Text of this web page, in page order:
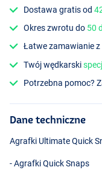
Dostawa gratis od
Okres zwrotu do 50
Łatwe zamawianie
Twój wędkarski
Potrzebna pomoc?
Dane techniczne
Agrafki Ultimate Quick
- Agrafki Quick Snaps